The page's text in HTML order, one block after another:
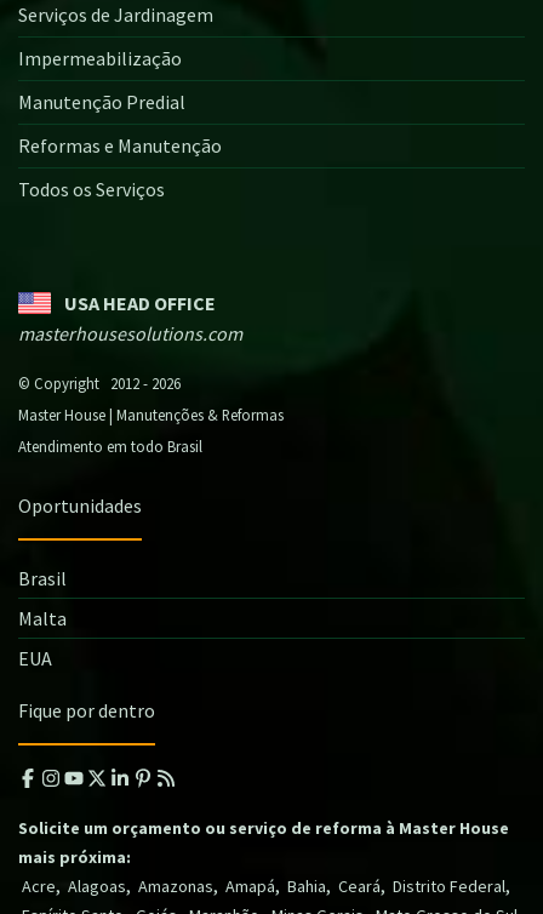
Serviços de Jardinagem
Impermeabilização
Manutenção Predial
Reformas e Manutenção
Todos os Serviços
USA HEAD OFFICE
masterhousesolutions.com
© Copyright 2012 - 2026
Master House | Manutenções & Reformas
Atendimento em todo Brasil
Oportunidades
Brasil
Malta
EUA
Fique por dentro
Solicite um orçamento ou serviço de reforma à Master House
mais próxima:
Acre, Alagoas, Amazonas, Amapá, Bahia, Ceará, Distrito Federal,